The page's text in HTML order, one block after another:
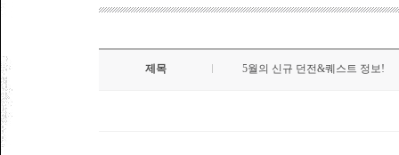
제목 5월의 신규 던전&퀘스트 정보!